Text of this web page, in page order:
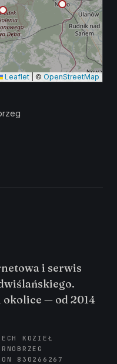
Leaflet © OpenStreetMap
i serwis
— od 2014
KOZIEŁ
830266267